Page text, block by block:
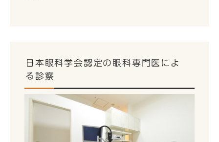
日本眼科学会認定の眼科専門医によ
る診察